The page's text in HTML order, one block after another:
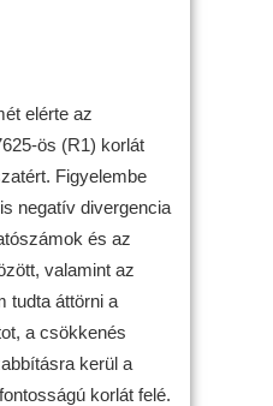
elérte az
ös (R1) korlát
Figyelembe
negatív divergencia
és az
valamint az
tudta áttörni a
a csökkenés
kerül a
korlát felé.